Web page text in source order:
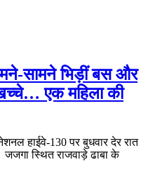
सामने भिड़ीं बस और
एक महिला की
हाईवे-130 पर बुधवार देर रात
स्थित राजवाड़े ढाबा के